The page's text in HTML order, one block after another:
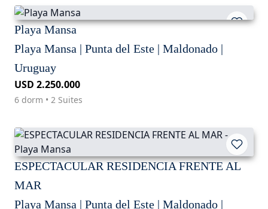
Playa Mansa
Playa Mansa | Punta del Este | Maldonado |
Uruguay
USD 2.250.000
6 dorm • 2 Suites
ESPECTACULAR RESIDENCIA FRENTE AL
MAR
Playa Mansa | Punta del Este | Maldonado |